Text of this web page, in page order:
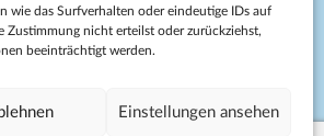
wie das Surfverhalten oder eindeutige IDs auf
Zustimmung nicht erteilst oder zurückziehst,
beeinträchtigt werden.
Einstellungen ansehen